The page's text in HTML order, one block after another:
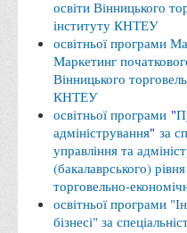
Наукової роботи та
Здобутки студентів
Матеріали
Міжнародна
Закордонні
Програми
Програми
Міжнародні проєкти
освіти Вінницького
інституту КНТЕУ
освітньої програми
Маркетинг
Вінницького
КНТЕУ
освітньої програми "
адміністрування" за
управління та
(бакалаврського)
торговельно-
освітньої програми
бізнесі" за